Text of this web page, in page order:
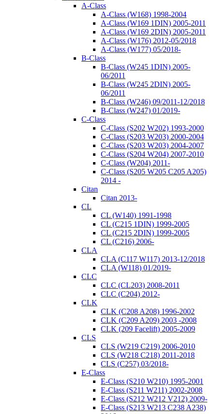
A-Class
A-Class (W168) 1998-2004
A-Class (W169 1DIN) 2005-2011
A-Class (W169 2DIN) 2005-2011
A-Class (W176) 2012-05/2018
A-Class (W177) 05/2018-
B-Class
B-Class (W245 1DIN) 2005-
06/2011
B-Class (W245 2DIN) 2005-
06/2011
B-Class (W246) 09/2011-12/2018
B-Class (W247) 01/2019-
C-Class
C-Class (S202 W202) 1993-2000
C-Class (S203 W203) 2000-2004
C-Class (S203 W203) 2004-2007
C-Class (S204 W204) 2007-2010
C-Class (W204) 2011-
C-Class (S205 W205 C205 A205)
2014 -
Citan
Citan 2013-
CL
CL (W140) 1991-1998
CL (C215 1DIN) 1999-2005
CL (C215 2DIN) 1999-2005
CL (C216) 2006-
CLA
CLA (C117 W117) 2013-12/2018
CLA (W118) 01/2019-
CLC
CLC (CL203) 2008-2011
CLC (C204) 2012-
CLK
CLK (C208 A208) 1996-2002
CLK (C209 A209) 2003 -2008
CLK (209 Facelift) 2005-2009
CLS
CLS (W219 C219) 2006-2010
CLS (W218 C218) 2011-2018
CLS (C257) 03/2018-
E-Class
E-Class (S210 W210) 1995-2001
E-Class (S211 W211) 2002-2008
E-Class (S212 W212 V212) 2009-
E-Class (S213 W213 C238 A238)